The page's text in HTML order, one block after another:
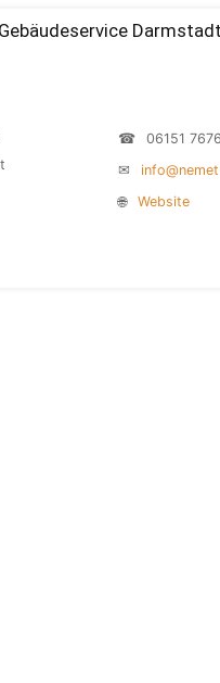
Darmstadt
☎
06151
✉
🌐
Website